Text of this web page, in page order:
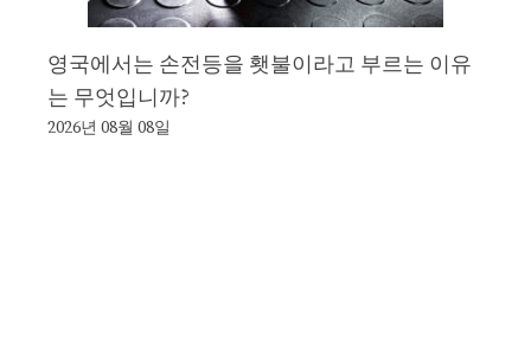
영국에서는 손전등을 횃불이라고 부르는 이유
는 무엇입니까?
2026년 08월 08일